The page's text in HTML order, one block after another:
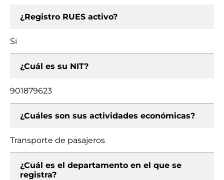
¿Registro RUES activo?
Si
¿Cuál es su NIT?
901879623
¿Cuáles son sus actividades económicas?
Transporte de pasajeros
¿Cuál es el departamento en el que se
registra?